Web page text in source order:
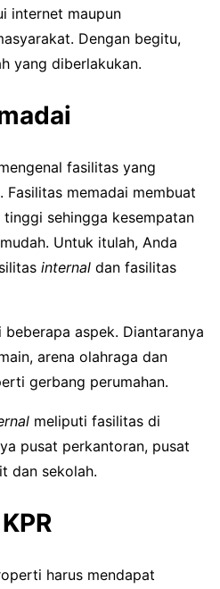
internet maupun
Dengan begitu,
yang diberlakukan.
fasilitas yang
Fasilitas memadai membuat
tinggi sehingga kesempatan
Untuk itulah, Anda
internal dan fasilitas
beberapa aspek. Diantaranya
arena olahraga dan
gerbang perumahan.
meliputi fasilitas di
pusat perkantoran, pusat
dan sekolah.
harus mendapat